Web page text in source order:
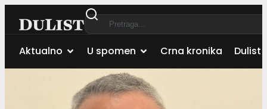
Aktualno U spomen Crna kronika Dulist